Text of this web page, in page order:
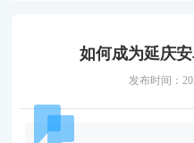
如何成为延庆
发布时间：